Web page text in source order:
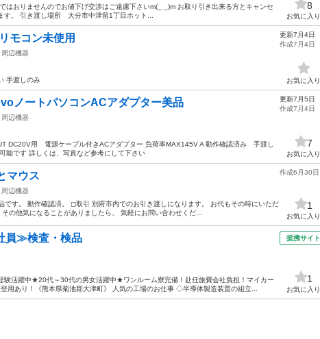
はおりませんのでお値下げ交渉はご遠慮下さいm(_ _)m お取り引き出来る方とキャンセ
す。 引き渡し場所 大分市中津留1丁目ホット...
8
お気に入り
モコン未使用
周辺機器
手渡しのみ
更新7月4日
作成7月4日
お気に入り
ノートパソコンACアダプター美品
周辺機器
DC20V用 電源ケーブル付きACアダプター 負荷率MAX145V A 動作確認済み 手渡し
です 詳しくは、写真など参考にして下さい
更新7月5日
作成7月4日
7
お気に入り
マウス
周辺機器
です。 動作確認済。 ◻︎取引 別府市内でのお引き渡しになります。 お代もその時にいただ
の他気になることがありましたら、 気軽にお問い合わせくだ...
作成6月30日
1
お気に入り
員≫検査・検品
験活躍中★20代～30代の男女活躍中★ワンルーム寮完備！赴任旅費会社負担！マイカー
用あり！《熊本県菊池郡大津町》 人気の工場のお仕事 ◇半導体製造装置の組立...
提携サイト
1
お気に入り